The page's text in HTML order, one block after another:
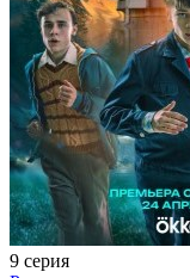
9 серия